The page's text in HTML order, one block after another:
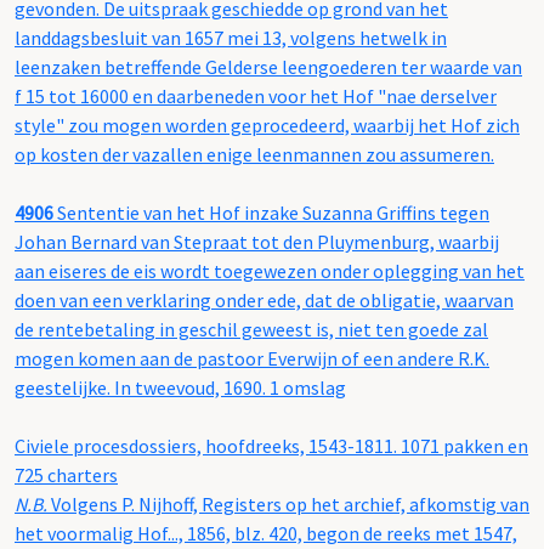
gevonden. De uitspraak geschiedde op grond van het
landdagsbesluit van 1657 mei 13, volgens hetwelk in
leenzaken betreffende Gelderse leengoederen ter waarde van
f 15 tot 16000 en daarbeneden voor het Hof "nae derselver
style" zou mogen worden geprocedeerd, waarbij het Hof zich
op kosten der vazallen enige leenmannen zou assumeren.
4906Sententie van het Hof inzake Suzanna Griffins tegen
Johan Bernard van Stepraat tot den Pluymenburg, waarbij
aan eiseres de eis wordt toegewezen onder oplegging van het
doen van een verklaring onder ede, dat de obligatie, waarvan
de rentebetaling in geschil geweest is, niet ten goede zal
mogen komen aan de pastoor Everwijn of een andere R.K.
geestelijke. In tweevoud, 1690. 1 omslag
Civiele procesdossiers, hoofdreeks, 1543-1811. 1071 pakken en
725 charters
N.B. Volgens P. Nijhoff, Registers op het archief, afkomstig van
het voormalig Hof..., 1856, blz. 420, begon de reeks met 1547,